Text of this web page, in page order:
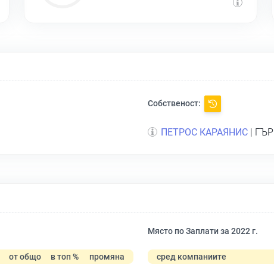
Собственост:
ПЕТРОС КАРАЯНИС |
от общо в топ %
промяна
Място по Заплати за 2022 г.
сред компаниите